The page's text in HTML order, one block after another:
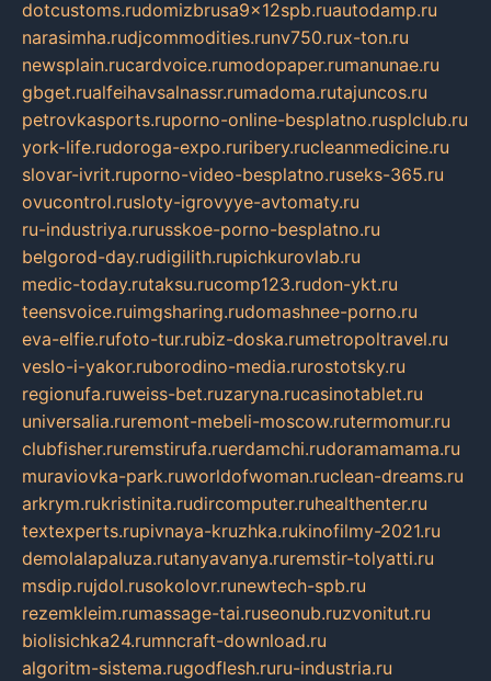
dotcustoms.rudomizbrusa9x12spb.ruautodamp.ru
narasimha.rudjcommodities.runv750.rux-ton.ru
newsplain.rucardvoice.rumodopaper.rumanunae.ru
gbget.rualfeihavsalnassr.rumadoma.rutajuncos.ru
petrovkasports.ruporno-online-besplatno.rusplclub.ru
york-life.rudoroga-expo.ruribery.rucleanmedicine.ru
slovar-ivrit.ruporno-video-besplatno.ruseks-365.ru
ovucontrol.rusloty-igrovyye-avtomaty.ru
ru-industriya.rurusskoe-porno-besplatno.ru
belgorod-day.rudigilith.rupichkurovlab.ru
medic-today.rutaksu.rucomp123.rudon-ykt.ru
teensvoice.ruimgsharing.rudomashnee-porno.ru
eva-elfie.rufoto-tur.rubiz-doska.rumetropoltravel.ru
veslo-i-yakor.ruborodino-media.rurostotsky.ru
regionufa.ruweiss-bet.ruzaryna.rucasinotablet.ru
universalia.ruremont-mebeli-moscow.rutermomur.ru
clubfisher.ruremstirufa.ruerdamchi.rudoramamama.ru
muraviovka-park.ruworldofwoman.ruclean-dreams.ru
arkrym.rukristinita.rudircomputer.ruhealthenter.ru
textexperts.rupivnaya-kruzhka.rukinofilmy-2021.ru
demolalapaluza.rutanyavanya.ruremstir-tolyatti.ru
msdip.rujdol.rusokolovr.runewtech-spb.ru
rezemkleim.rumassage-tai.ruseonub.ruzvonitut.ru
biolisichka24.rumncraft-download.ru
algoritm-sistema.rugodflesh.ruru-industria.ru